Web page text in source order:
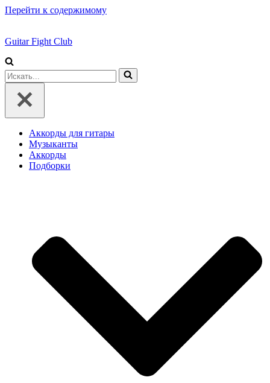
Перейти к содержимому
Guitar Fight Club
Искать...
Аккорды для гитары
Музыканты
Аккорды
Подборки